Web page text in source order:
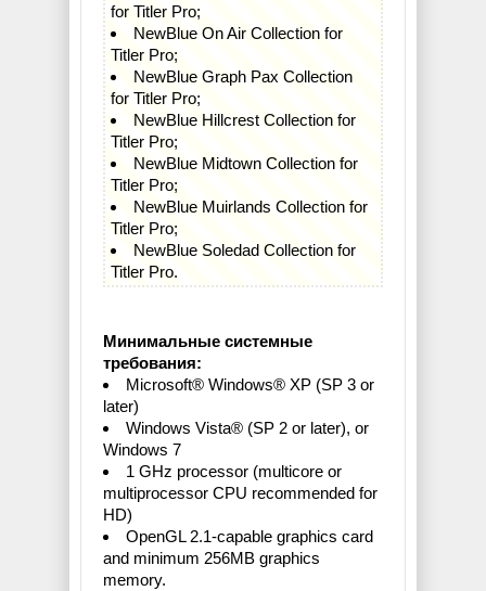
for Titler Pro;
NewBlue On Air Collection for
Titler Pro;
NewBlue Graph Pax Collection
for Titler Pro;
NewBlue Hillcrest Collection for
Titler Pro;
NewBlue Midtown Collection for
Titler Pro;
NewBlue Muirlands Collection for
Titler Pro;
NewBlue Soledad Collection for
Titler Pro.
Минимальные системные
требования:
Microsoft® Windows® XP (SP 3 or
later)
Windows Vista® (SP 2 or later), or
Windows 7
1 GHz processor (multicore or
multiprocessor CPU recommended for
HD)
OpenGL 2.1-capable graphics card
and minimum 256MB graphics
memory.